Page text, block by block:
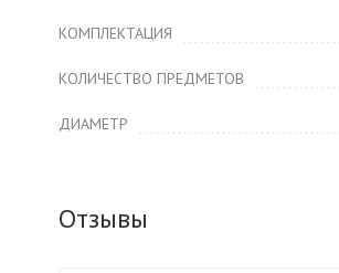
КОМПЛЕКТАЦИЯ
КОЛИЧЕСТВО ПРЕДМЕТОВ
ДИАМЕТР
Отзывы